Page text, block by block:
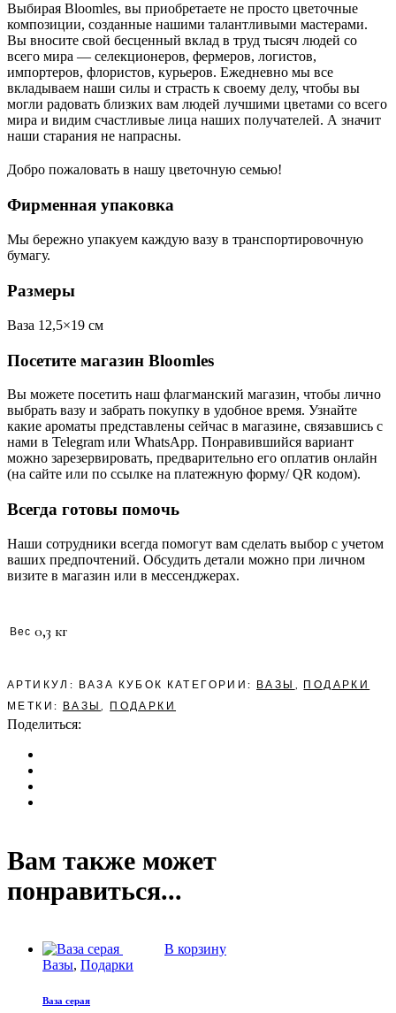
Выбирая Bloomles, вы приобретаете не просто цветочные
композиции, созданные нашими талантливыми мастерами.
Вы вносите свой бесценный вклад в труд тысяч людей со
всего мира — селекционеров, фермеров, логистов,
импортеров, флористов, курьеров. Ежедневно мы все
вкладываем наши силы и страсть к своему делу, чтобы вы
могли радовать близких вам людей лучшими цветами со всего
мира и видим счастливые лица наших получателей. А значит
наши старания не напрасны.
Добро пожаловать в нашу цветочную семью!
Фирменная упаковка
Мы бережно упакуем каждую вазу в транспортировочную
бумагу.
Размеры
Ваза 12,5×19 см
Посетите магазин Bloomles
Вы можете посетить наш флагманский магазин, чтобы лично
выбрать вазу и забрать покупку в удобное время. Узнайте
какие ароматы представлены сейчас в магазине, связавшись с
нами в Telegram или WhatsApp. Понравившийся вариант
можно зарезервировать, предварительно его оплатив онлайн
(на сайте или по ссылке на платежную форму/ QR кодом).
Всегда готовы помочь
Наши сотрудники всегда помогут вам сделать выбор с учетом
ваших предпочтений. Обсудить детали можно при личном
визите в магазин или в мессенджерах.
Вес 0,3 кг
АРТИКУЛ: ВАЗА КУБОК КАТЕГОРИИ: ВАЗЫ , ПОДАРКИ
МЕТКИ: ВАЗЫ, ПОДАРКИ
Поделиться:
Вам также может
понравиться...
В корзину
Вазы, Подарки
Ваза серая